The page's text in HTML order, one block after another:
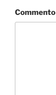
Commento